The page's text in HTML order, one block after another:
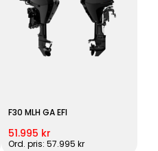
F30 MLH GA EFI
51.995 kr
Ord. pris: 57.995 kr